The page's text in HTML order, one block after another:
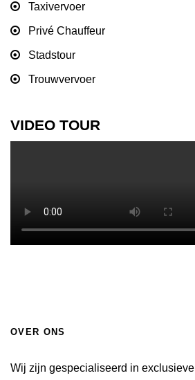
Taxivervoer
Privé Chauffeur
Stadstour
Trouwvervoer
VIDEO TOUR
OVER ONS
Wij zijn gespecialiseerd in exclusieve